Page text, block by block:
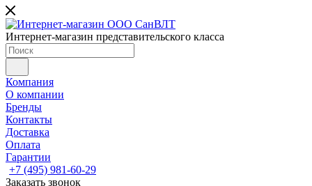
Интернет-магазин представительского класса
Компания
О компании
Бренды
Контакты
Доставка
Оплата
Гарантии
+7 (495) 981-60-29
Заказать звонок